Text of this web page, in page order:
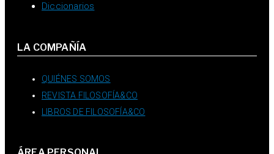
Diccionarios
LA COMPAÑÍA
QUIÉNES SOMOS
REVISTA FILOSOFÍA&CO
LIBROS DE FILOSOFÍA&CO